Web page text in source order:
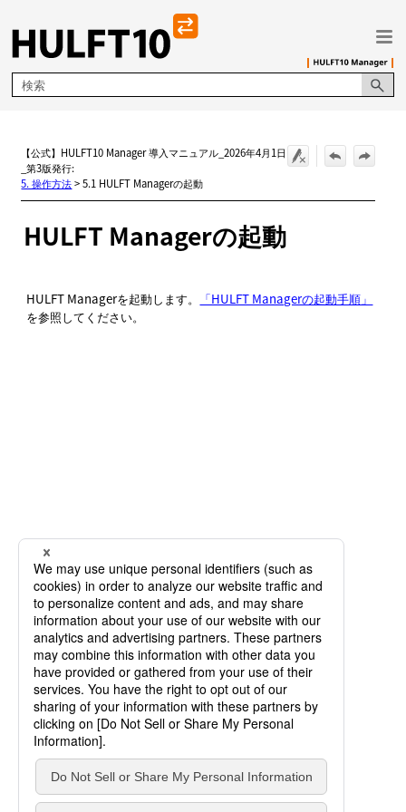
メイン コンテンツにスキップ
【公式】HULFT10 Manager 導入マニュアル_2026年4月1日
_第3版発行:
5. 操作方法>5.1 HULFT Managerの起動
HULFT Managerの起動
HULFT Managerを起動します。
「HULFT Managerの起動手順」
を参照してください。